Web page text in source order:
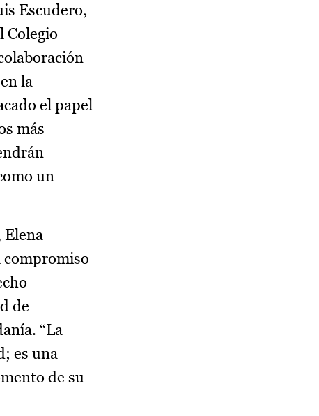
Escudero,
Colegio
la
el papel
más
un
Elena
compromiso
de
“La
es una
de su